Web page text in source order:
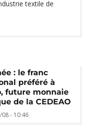
textile de
: le franc
préféré à
future monnaie
de la CEDEAO
08 - 10:46